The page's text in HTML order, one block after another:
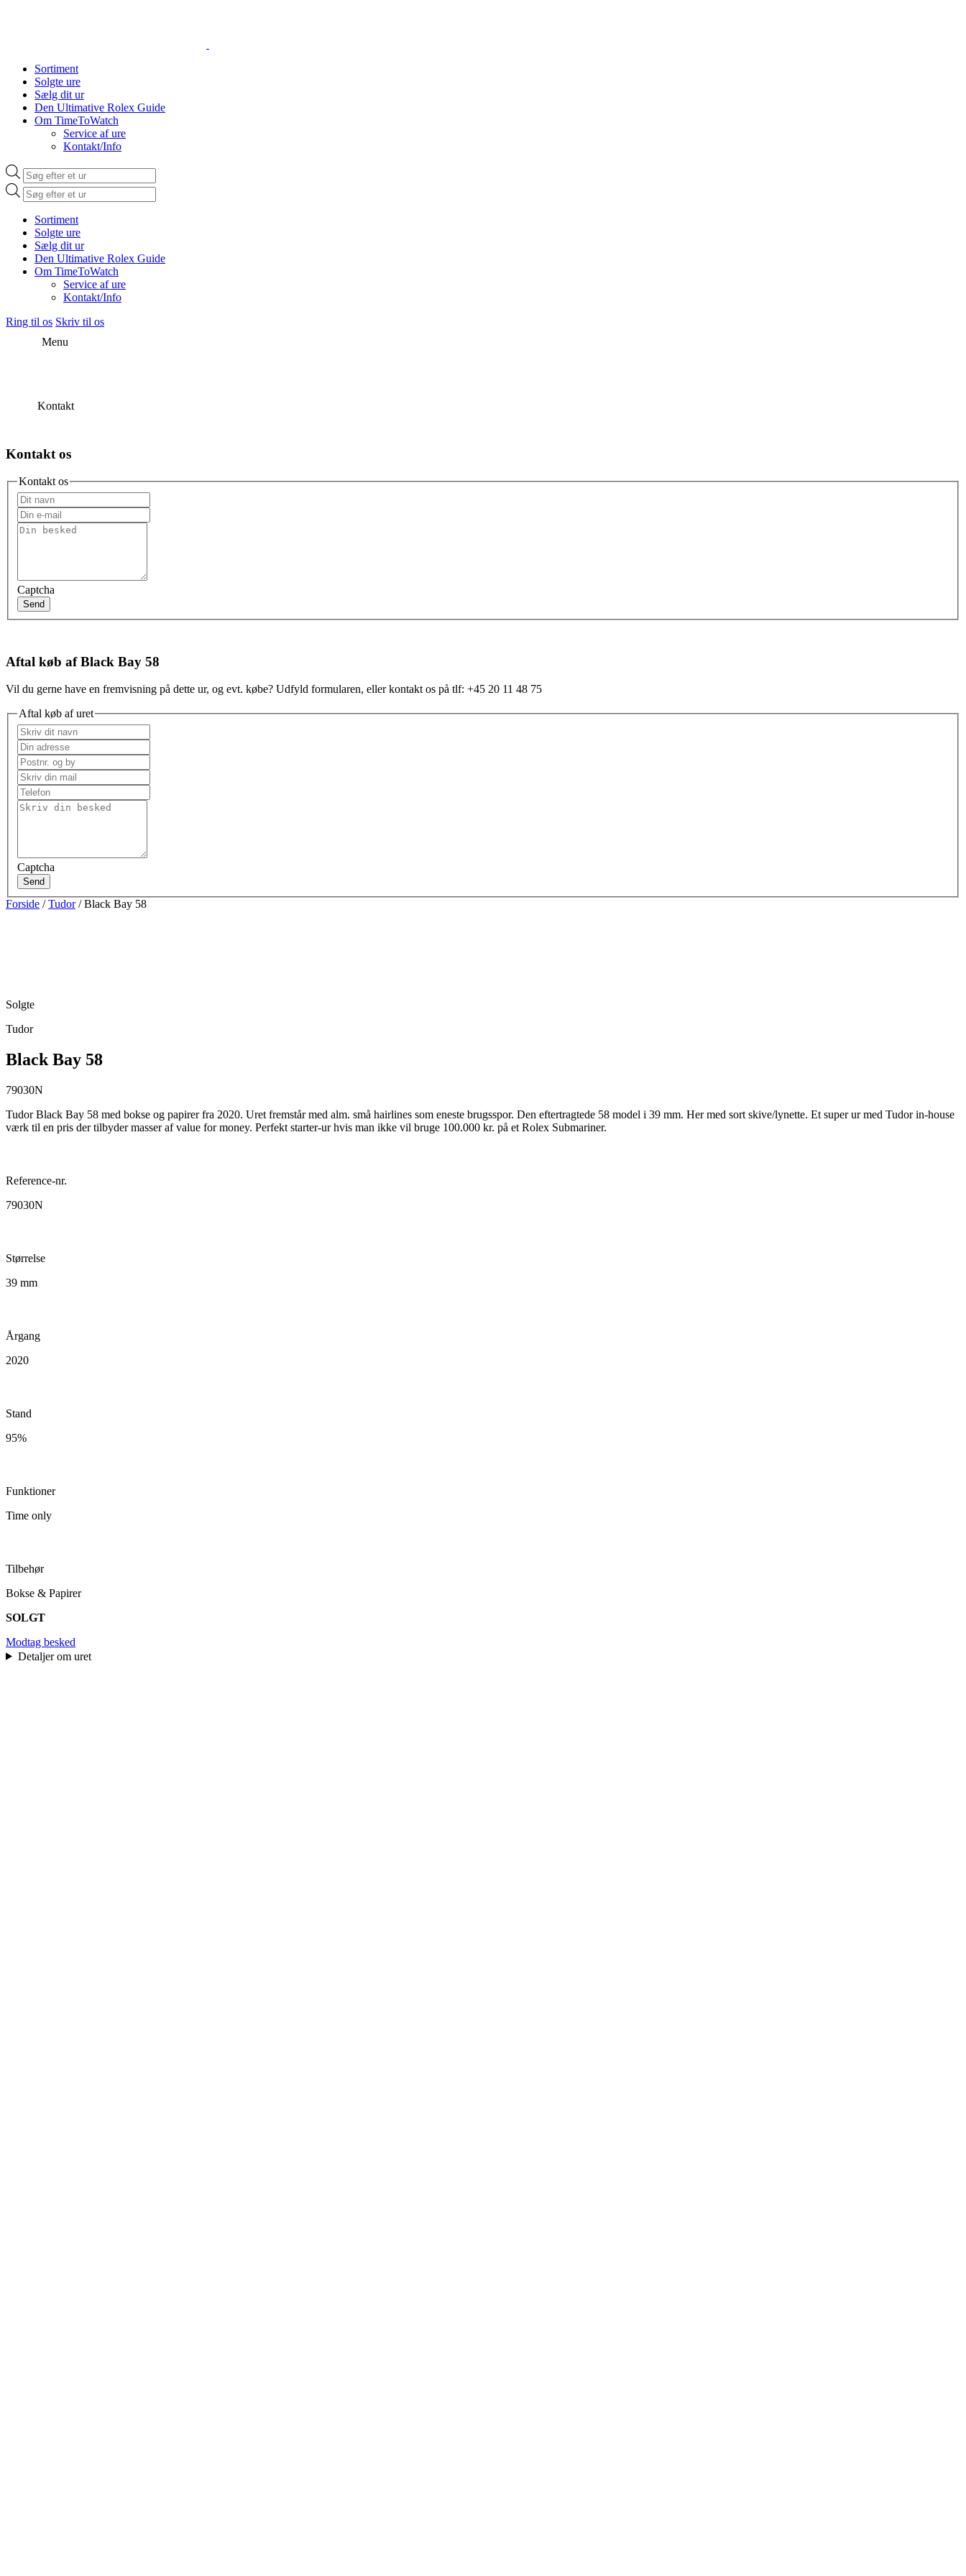
Sortiment
Solgte ure
Sælg dit ur
Den Ultimative Rolex Guide
Om TimeToWatch
Service af ure
Kontakt/Info
Products
search
Products
search
Sortiment
Solgte ure
Sælg dit ur
Den Ultimative Rolex Guide
Om TimeToWatch
Service af ure
Kontakt/Info
Ring til os Skriv til os
Menu
Kontakt
Kontakt os
Kontakt os
Captcha
Send
Aftal køb af Black Bay 58
Vil du gerne have en fremvisning på dette ur, og evt. købe? Udfyld formularen, eller kontakt os på tlf: +45 20 11 48 75
Aftal køb af uret
Captcha
Send
Forside /Tudor/ Black Bay 58
Solgte
Tudor
Black Bay 58
79030N
Tudor Black Bay 58 med bokse og papirer fra 2020. Uret fremstår med alm. små hairlines som eneste brugsspor. Den eftertragtede 58 model i 39 mm. Her med sort skive/lynette. Et super ur med Tudor in-house
værk til en pris der tilbyder masser af value for money. Perfekt starter-ur hvis man ikke vil bruge 100.000 kr. på et Rolex Submariner.
Reference-nr.
79030N
Størrelse
39 mm
Årgang
2020
Stand
95%
Funktioner
Time only
Tilbehør
Bokse & Papirer
SOLGT
Modtag besked
Detaljer om uret